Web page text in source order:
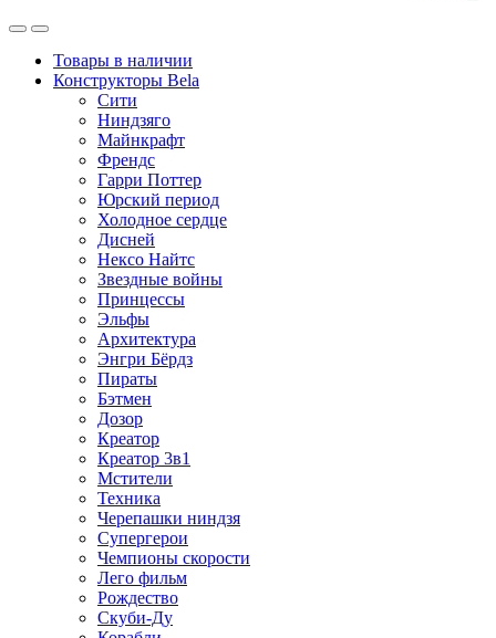
Товары в наличии
Конструкторы Bela
Сити
Ниндзяго
Майнкрафт
Френдс
Гарри Поттер
Юрский период
Холодное сердце
Дисней
Нексо Найтс
Звездные войны
Принцессы
Эльфы
Архитектура
Энгри Бёрдз
Пираты
Бэтмен
Дозор
Креатор
Креатор 3в1
Мстители
Техника
Черепашки ниндзя
Супергерои
Чемпионы скорости
Лего фильм
Рождество
Скуби-Ду